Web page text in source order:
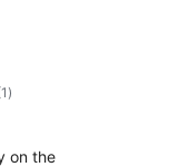
total
ratings
)
on the